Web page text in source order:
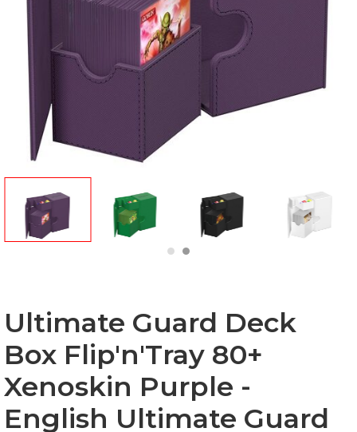
Ultimate Guard Deck
Box Flip'n'Tray 80+
Xenoskin Purple -
English Ultimate Guard